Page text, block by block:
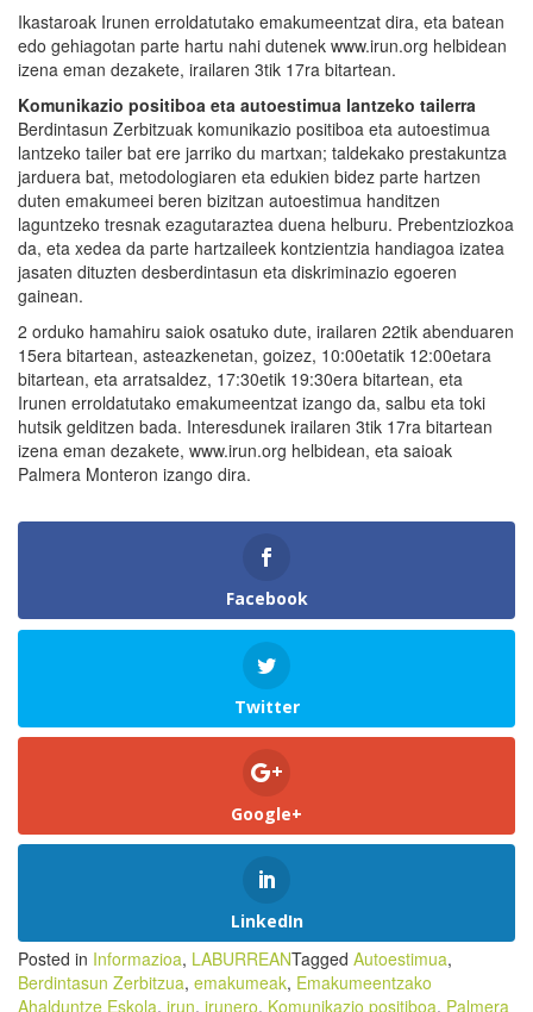
Ikastaroak Irunen erroldatutako emakumeentzat dira, eta batean
edo gehiagotan parte hartu nahi dutenek www.irun.org helbidean
izena eman dezakete, irailaren 3tik 17ra bitartean.
Komunikazio positiboa eta autoestimua lantzeko tailerra
Berdintasun Zerbitzuak komunikazio positiboa eta autoestimua
lantzeko tailer bat ere jarriko du martxan; taldekako prestakuntza
jarduera bat, metodologiaren eta edukien bidez parte hartzen
duten emakumeei beren bizitzan autoestimua handitzen
laguntzeko tresnak ezagutaraztea duena helburu. Prebentziozkoa
da, eta xedea da parte hartzaileek kontzientzia handiagoa izatea
jasaten dituzten desberdintasun eta diskriminazio egoeren
gainean.
2 orduko hamahiru saiok osatuko dute, irailaren 22tik abenduaren
15era bitartean, asteazkenetan, goizez, 10:00etatik 12:00etara
bitartean, eta arratsaldez, 17:30etik 19:30era bitartean, eta
Irunen erroldatutako emakumeentzat izango da, salbu eta toki
hutsik gelditzen bada. Interesdunek irailaren 3tik 17ra bitartean
izena eman dezakete, www.irun.org helbidean, eta saioak
Palmera Monteron izango dira.
Facebook
Twitter
Google+
LinkedIn
Posted in Informazioa, LABURREANTagged Autoestimua,
Berdintasun Zerbitzua, emakumeak, Emakumeentzako
Ahalduntze Eskola, irun, irunero, Komunikazio positiboa, Palmera